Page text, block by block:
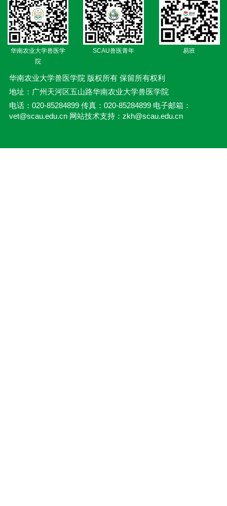
华南农业大学兽医学
院
SCAU兽医青年 易班
华南农业大学兽医学院 版权所有 保留所有权利
地址：广州天河区五山路华南农业大学兽医学院
电话：020-85284899 传真：020-85284899 电子邮箱：
vet@scau.edu.cn 网站技术支持：zkh@scau.edu.cn